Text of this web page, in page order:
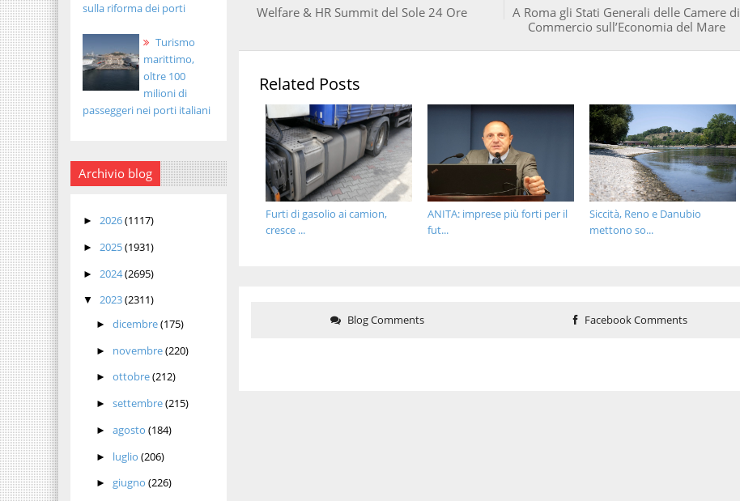
sulla riforma dei porti
Turismo
marittimo,
oltre 100
milioni di
passeggeri nei porti italiani
Archivio blog
► 2026(1117)
► 2025(1931)
► 2024(2695)
▼ 2023(2311)
► dicembre(175)
► novembre(220)
► ottobre(212)
► settembre(215)
► agosto (184)
► luglio (206)
► giugno (226)
A Roma gli Stati Generali delle Camere di
Commercio sull’Economia del Mare
Welfare & HR Summit del Sole 24 Ore
Related Posts
Siccità, Reno e Danubio
mettono so...
ANITA: imprese più forti per il
fut...
Furti di gasolio ai camion,
cresce ...
Blog Comments Facebook Comments